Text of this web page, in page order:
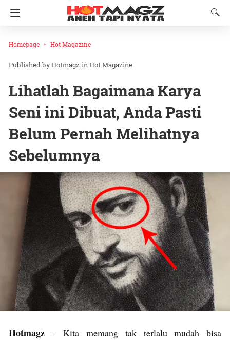
Homepage Hot Magazine
Hotmagz inHot Magazine
Lihatlah Bagaimana Karya
Seni ini Dibuat, Anda Pasti
Belum Pernah Melihatnya
Sebelumnya
Hotmagz – Kita memang tak terlalu mudah bisa